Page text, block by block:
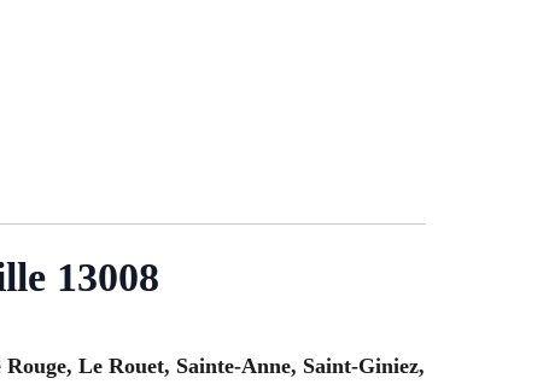
13008
Le Rouet, Sainte-Anne, Saint-Giniez,